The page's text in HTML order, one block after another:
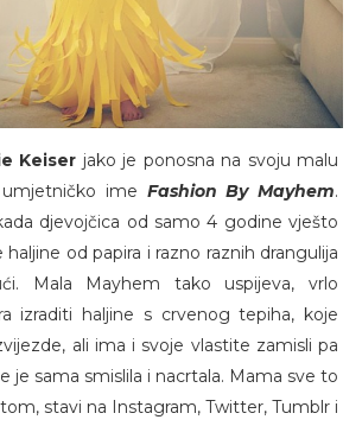
Keiser jako je ponosna na svoju malu
ime Fashion By Mayhem.
djevojčica od samo 4 godine vješto
haljine od papira i razno raznih drangulija
Mala Mayhem tako uspijeva, vrlo
izraditi haljine s crvenog tepiha, koje
ali ima i svoje vlastite zamisli pa
je sama smislila i nacrtala. Mama sve to
stavi na Instagram, Twitter, Tumblr i